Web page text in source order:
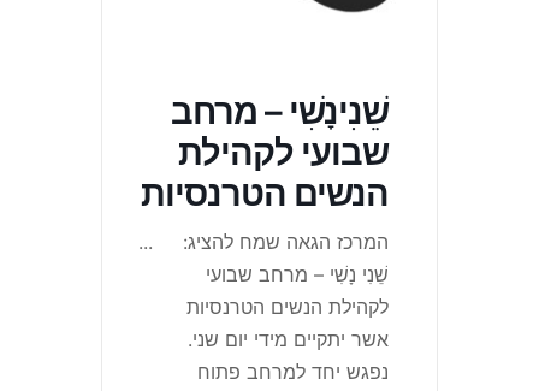
שֵׁנִינָשִׁי – מרחב
שבועי לקהילת
הנשים הטרנסיות
המרכז הגאה שמח להציג:
שֵׁנִי נָשִׁי – מרחב שבועי
לקהילת הנשים הטרנסיות
אשר יתקיים מידי יום שני.
נפגש יחד למרחב פתוח
...